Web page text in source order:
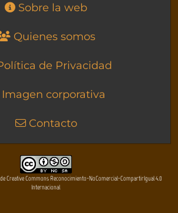
Sobre la web
Quienes somos
de Privacidad
corporativa
Contacto
Creative Commons Reconocimiento-NoComercial-CompartirIgual 4.0
Internacional